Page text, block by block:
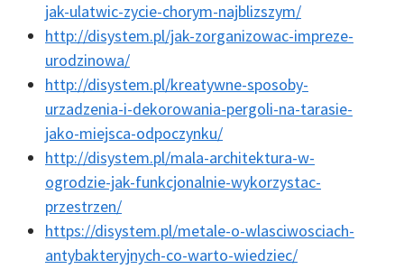
jak-ulatwic-zycie-chorym-najblizszym/
http://disystem.pl/jak-zorganizowac-impreze-
urodzinowa/
http://disystem.pl/kreatywne-sposoby-
urzadzenia-i-dekorowania-pergoli-na-tarasie-
jako-miejsca-odpoczynku/
http://disystem.pl/mala-architektura-w-
ogrodzie-jak-funkcjonalnie-wykorzystac-
przestrzen/
https://disystem.pl/metale-o-wlasciwosciach-
antybakteryjnych-co-warto-wiedziec/